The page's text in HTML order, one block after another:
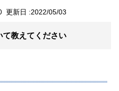
更新日 :2022/05/03
て教えてください